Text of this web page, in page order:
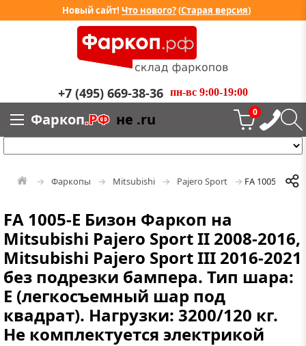
Новый сайт! Что нового?(Старая версия)
+7 (495) 669-38-36 пн-вс 9:00-19:00
Фаркоп.РФ не .ru 0
Фаркопы Mitsubishi Pajero Sport FA 1005-E
FA 1005-E Бизон Фаркоп на
Mitsubishi Pajero Sport II 2008-2016,
Mitsubishi Pajero Sport III 2016-2021
без подрезки бампера. Тип шара:
E (легкосъемный шар под
квадрат). Нагрузки: 3200/120 кг.
Не комплектуется электрикой